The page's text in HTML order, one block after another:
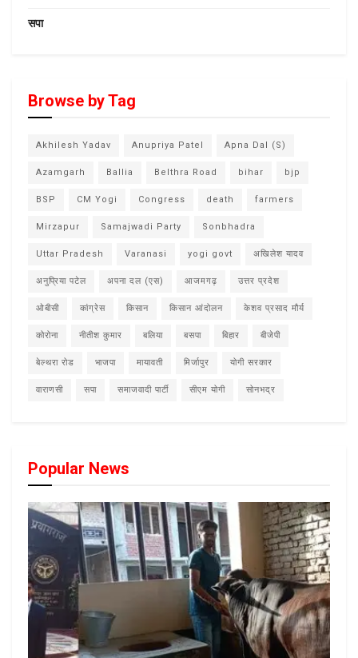
सपा
Browse by Tag
Akhilesh Yadav Anupriya Patel Apna Dal (S)
Azamgarh Ballia Belthra Road bihar bjp
BSP CM Yogi Congress death farmers
Mirzapur Samajwadi Party Sonbhadra
Uttar Pradesh Varanasi yogi govt अखिलेश यादव
अनुप्रिया पटेल अपना दल (एस) आजमगढ़ उत्तर प्रदेश
ओबीसी कांग्रेस किसान किसान आंदोलन केशव प्रसाद मौर्य
कोरोना नीतीश कुमार बलिया बसपा बिहार बीजेपी
बेल्थरा रोड भाजपा मायावती मिर्जापुर योगी सरकार
वाराणसी सपा समाजवादी पार्टी सीएम योगी सोनभद्र
Popular News